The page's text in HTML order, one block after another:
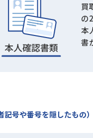
買
の
本
書
号や番号を隠したもの）